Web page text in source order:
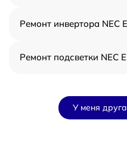
Ремонт инвертора NEC
Ремонт подсветки NEC
У меня